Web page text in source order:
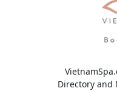
Directory and